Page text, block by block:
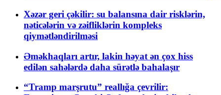
Xəzər geri çəkilir: su balansına dair risklərin,
nəticələrin və zəifliklərin kompleks
qiymətləndirilməsi
Əməkhaqları artır, lakin həyat ən çox hiss
edilən sahələrdə daha sürətlə bahalaşır
“Tramp marşrutu” reallığa çevrilir: